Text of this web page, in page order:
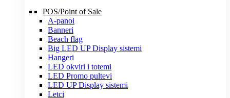
POS/Point of Sale
A-panoi
Banneri
Beach flag
Big LED UP Display sistemi
Hangeri
LED okviri i totemi
LED Promo pultevi
LED UP Display sistemi
Letci